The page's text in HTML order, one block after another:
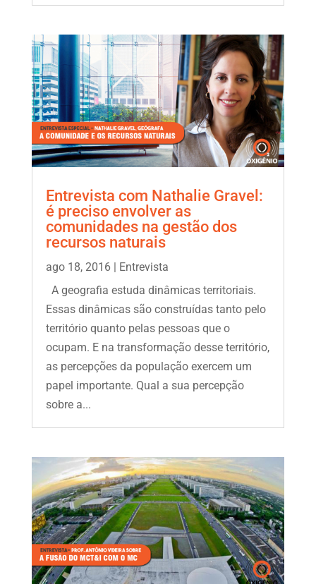
Entrevista com Nathalie Gravel:
é preciso envolver as
comunidades na gestão dos
recursos naturais
ago 18, 2016| Entrevista
A geografia estuda dinâmicas territoriais.
Essas dinâmicas são construídas tanto pelo
território quanto pelas pessoas que o
ocupam. E na transformação desse território,
as percepções da população exercem um
papel importante. Qual a sua percepção
sobre a...